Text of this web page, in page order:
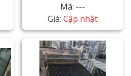
Mã: ---
Giá: Cập nhật